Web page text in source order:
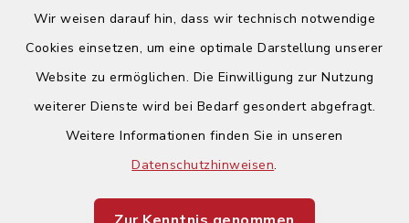
Wir weisen darauf hin, dass wir technisch notwendige
Cookies einsetzen, um eine optimale Darstellung unserer
Website zu ermöglichen. Die Einwilligung zur Nutzung
weiterer Dienste wird bei Bedarf gesondert abgefragt.
Weitere Informationen finden Sie in unseren
Datenschutzhinweisen.
Barrierefreiheit